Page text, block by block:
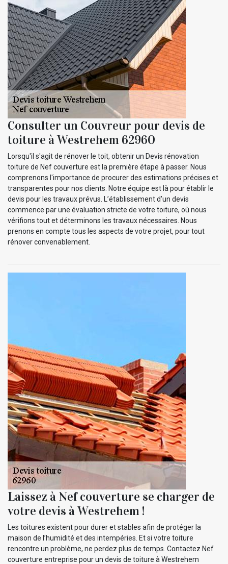
Consulter un Couvreur pour devis de
toiture à Westrehem 62960
Lorsqu'il s'agit de rénover le toit, obtenir un Devis rénovation
toiture de Nef couverture est la première étape à passer. Nous
comprenons l'importance de procurer des estimations précises et
transparentes pour nos clients. Notre équipe est là pour établir le
devis pour les travaux prévus. L’établissement d’un devis
commence par une évaluation stricte de votre toiture, où nous
vérifions tout et déterminons les travaux nécessaires. Nous
prenons en compte tous les aspects de votre projet, pour tout
rénover convenablement.
Laissez à Nef couverture se charger de
votre devis à Westrehem !
Les toitures existent pour durer et stables afin de protéger la
maison de l’humidité et des intempéries. Et si votre toiture
rencontre un problème, ne perdez plus de temps. Contactez Nef
couverture entreprise pour un devis de toiture à Westrehem